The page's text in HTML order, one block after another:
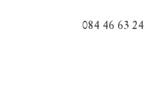
084 46 63 24